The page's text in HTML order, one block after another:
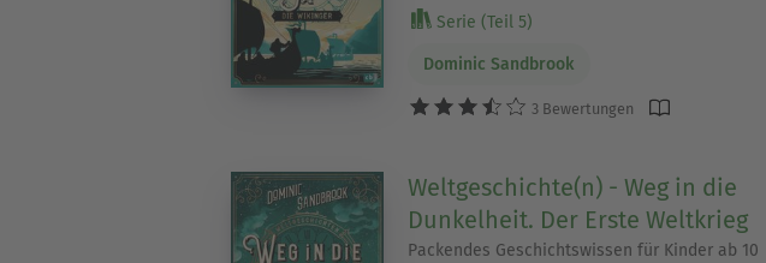
Serie (Teil 5)
Dominic Sandbrook
3 Bewertungen
Weltgeschichte(n) - Weg in die
Dunkelheit. Der Erste Weltkrieg
Packendes Geschichtswissen für Kinder ab 10